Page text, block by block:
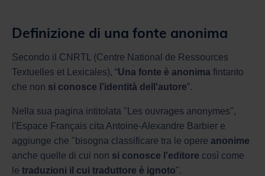
Definizione di una fonte anonima
Secondo il CNRTL (Centre National de Ressources
Textuelles et Lexicales), “Una fonte è anonima fintanto
che non si conosce l’identità dell'autore”.
Nella sua pagina intitolata "Les ouvrages anonymes",
l'Espace Français cita Antoine-Alexandre Barbier e
aggiunge che "bisogna classificare tra le opere anonime
anche quelle di cui non si conosce l'editore così come
le traduzioni il cui traduttore è ignoto".